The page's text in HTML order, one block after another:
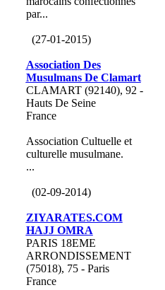
par...
(27-01-2015)
Association Des
Musulmans De Clamart
CLAMART (92140), 92 -
Hauts De Seine
France
Association Cultuelle et
culturelle musulmane.
...
(02-09-2014)
ZIYARATES.COM
HAJJ OMRA
PARIS 18EME
ARRONDISSEMENT
(75018), 75 - Paris
France